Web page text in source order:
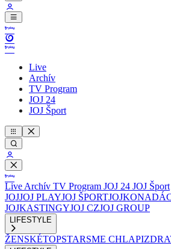
Live
Archív
TV Program
JOJ 24
JOJ Šport
Live Archív TV Program JOJ 24 JOJ Šport
JOJJOJ PLAYJOJ ŠPORTJOJKO
JOJKASTINGYJOJ CZJOJ GROUP
LIFESTYLE
ŽENSKÉTOPSTARSME CHLAPI